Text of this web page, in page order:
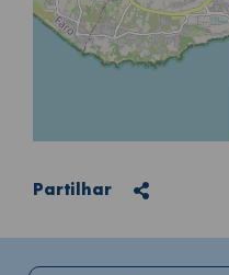
Partilhar Partilhar